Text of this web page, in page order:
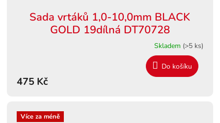
Sada vrtáků 1,0-10,0mm BLACK
GOLD 19dílná DT70728
Skladem (>5 ks)
475 Kč
Do košíku
Více za méně